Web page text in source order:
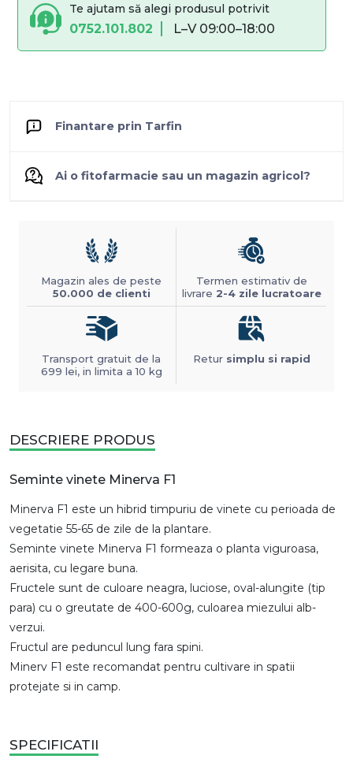
Te ajutam să alegi produsul potrivit
0752.101.802 L–V 09:00–18:00
Finantare prin Tarfin
Ai o fitofarmacie sau un magazin agricol?
Magazin ales de peste
50.000 de clienti
Termen estimativ de
livrare 2-4 zile lucratoare
Transport gratuit de la
699 lei, in limita a 10 kg
Retur simplu si rapid
DESCRIERE PRODUS
Seminte vinete Minerva F1
Minerva F1 este un hibrid timpuriu de vinete cu perioada de
vegetatie 55-65 de zile de la plantare.
Seminte vinete Minerva F1 formeaza o planta viguroasa,
aerisita, cu legare buna.
Fructele sunt de culoare neagra, luciose, oval-alungite (tip
para) cu o greutate de 400-600g, culoarea miezului alb-
verzui.
Fructul are peduncul lung fara spini.
Minerv F1 este recomandat pentru cultivare in spatii
protejate si in camp.
SPECIFICATII